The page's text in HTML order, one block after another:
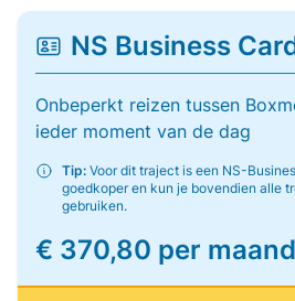
NS Business
Onbeperkt reizen tussen
ieder moment van de dag
Tip: Voor dit traject is een NS-
goedkoper en kun je bovendien alle
gebruiken.
€ 370,80 per maand